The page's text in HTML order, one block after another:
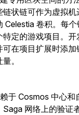
状链可作为虚拟
Celestia 卷积。每
定的游戏项目。
可在项目扩展时添
。
于 Cosmos 中心和
网络上的验证